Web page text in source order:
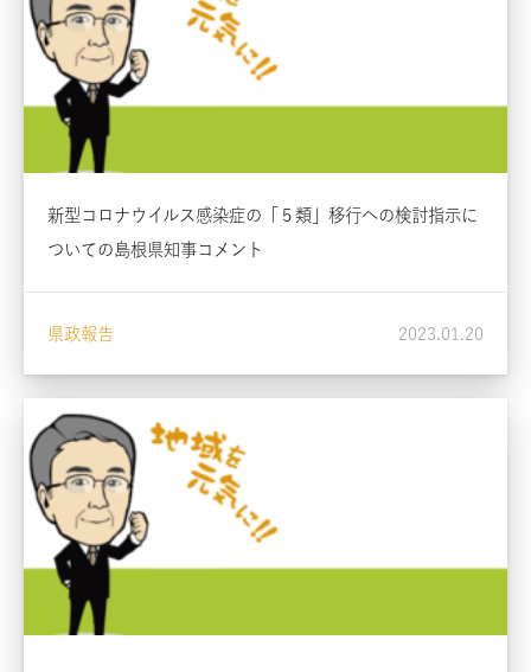
新型コロナウイルス感染症の「５類」移行への検討指示に
ついての島根県知事コメント
県政報告 2023.01.20